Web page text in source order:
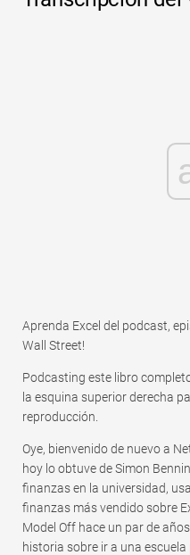
Aprenda Excel del podcast,
Wall Street!
Podcasting este libro completo
la esquina superior derecha
reproducción.
Oye, bienvenido de nuevo a
hoy lo obtuve de Simon
finanzas en la universidad,
finanzas más vendido sobre
Model Off hace un par de
historia sobre ir a una